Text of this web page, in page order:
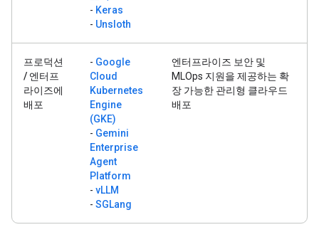
- Keras
- Unsloth
프로덕션
/ 엔터프
라이즈에
배포
- Google
Cloud
Kubernetes
Engine
(GKE)
- Gemini
Enterprise
Agent
Platform
- vLLM
- SGLang
엔터프라이즈 보안 및
MLOps 지원을 제공하는 확
장 가능한 관리형 클라우드
배포